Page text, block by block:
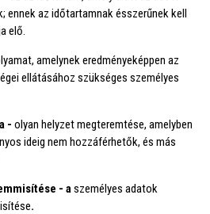
ennek az időtartamnak ésszerűnek kell
elő.
amelynek eredményeképpen az
ellátásához szükséges személyes
- olyan helyzet megteremtése, amelyben
ideig nem hozzáférhetők, és más
- aszemélyes adatok
.